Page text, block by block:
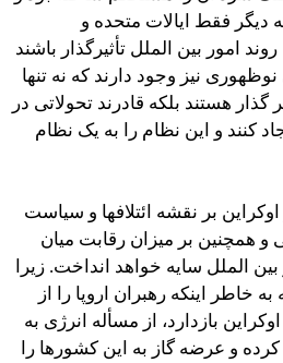
دیگر فقط ایالات متحده و
امور بین الملل تأثیرگذار باشند
نیز وجود دارند که نه تنها
گذار هستند بلکه قادرند تحولاتی در
کنند و این نظام را به یک نظام
بر نقشه ائتلافها و سیاست
و همچنین بر میزان رقابت میان
الملل سایه خواهد انداخت. زیرا
خاطر اینکه رهبران اروپا را از
بازدارد، از مسأله انرژی به
و عرضه گاز به این کشورها را